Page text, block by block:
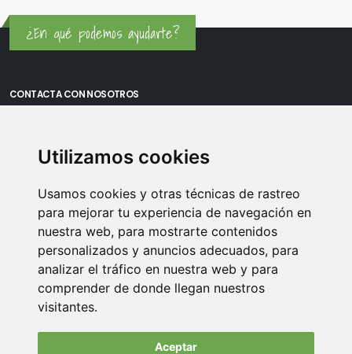
Utilizamos cookies
Usamos cookies y otras técnicas de rastreo
para mejorar tu experiencia de navegación en
nuestra web, para mostrarte contenidos
personalizados y anuncios adecuados, para
analizar el tráfico en nuestra web y para
comprender de donde llegan nuestros
visitantes.
Aceptar
¿En qué podemos ayudarte?
CONTACTA CON NOSOTROS
Oficina Vitoria: Boulevard de Salburua 8, planta 3, 01002 - Vitoria-
Email:info@memoriasusb.com